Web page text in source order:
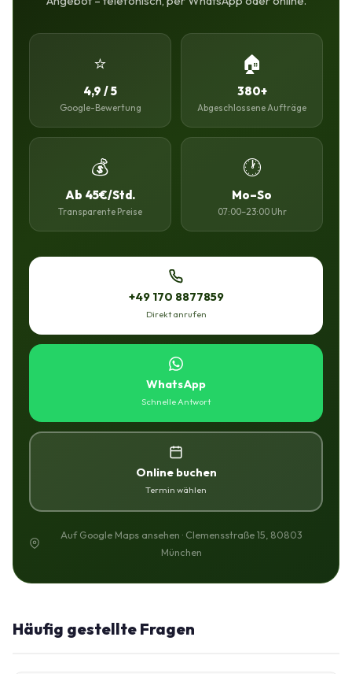
⭐
4,9 / 5
Google-Bewertung
🏠
380+
Abgeschlossene Aufträge
💰
Ab 45€/Std.
Transparente Preise
🕐
Mo–So
07:00–23:00 Uhr
+49 170 8877859
Direkt anrufen
WhatsApp
Schnelle Antwort
Online buchen
Termin wählen
Auf Google Maps ansehen · Clemensstraße 15, 80803
München
Häufig gestellte Fragen